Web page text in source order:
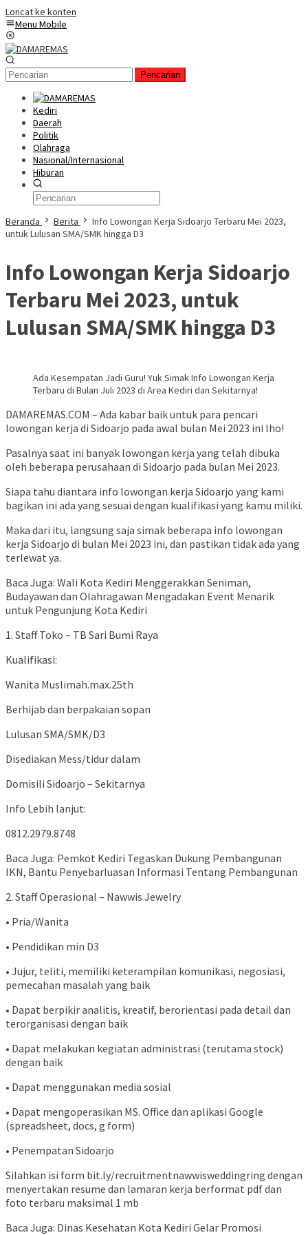
Loncat ke konten
Menu Mobile
Pencarian
Kediri
Daerah
Politik
Olahraga
Nasional/Internasional
Hiburan
Beranda Berita
Info Lowongan Kerja Sidoarjo Terbaru Mei 2023,
untuk Lulusan SMA/SMK hingga D3
Info Lowongan Kerja Sidoarjo
Terbaru Mei 2023, untuk
Lulusan SMA/SMK hingga D3
Ada Kesempatan Jadi Guru! Yuk Simak Info Lowongan Kerja
Terbaru di Bulan Juli 2023 di Area Kediri dan Sekitarnya!
DAMAREMAS.COM – Ada kabar baik untuk para pencari
lowongan kerja di Sidoarjo pada awal bulan Mei 2023 ini lho!
Pasalnya saat ini banyak lowongan kerja yang telah dibuka
oleh beberapa perusahaan di Sidoarjo pada bulan Mei 2023.
Siapa tahu diantara info lowongan kerja Sidoarjo yang kami
bagikan ini ada yang sesuai dengan kualifikasi yang kamu miliki.
Maka dari itu, langsung saja simak beberapa info lowongan
kerja Sidoarjo di bulan Mei 2023 ini, dan pastikan tidak ada yang
terlewat ya.
Baca Juga: Wali Kota Kediri Menggerakkan Seniman,
Budayawan dan Olahragawan Mengadakan Event Menarik
untuk Pengunjung Kota Kediri
1. Staff Toko – TB Sari Bumi Raya
Kualifikasi:
Wanita Muslimah.max.25th
Berhijab dan berpakaian sopan
Lulusan SMA/SMK/D3
Disediakan Mess/tidur dalam
Domisili Sidoarjo – Sekitarnya
Info Lebih lanjut:
0812.2979.8748
Baca Juga: Pemkot Kediri Tegaskan Dukung Pembangunan
IKN, Bantu Penyebarluasan Informasi Tentang Pembangunan
2. Staff Operasional – Nawwis Jewelry
• Pria/Wanita
• Pendidikan min D3
• Jujur, teliti, memiliki keterampilan komunikasi, negosiasi,
pemecahan masalah yang baik
• Dapat berpikir analitis, kreatif, berorientasi pada detail dan
terorganisasi dengan baik
• Dapat melakukan kegiatan administrasi (terutama stock)
dengan baik
• Dapat menggunakan media sosial
• Dapat mengoperasikan MS. Office dan aplikasi Google
(spreadsheet, docs, g form)
• Penempatan Sidoarjo
Silahkan isi form bit.ly/recruitmentnawwisweddingring dengan
menyertakan resume dan lamaran kerja berformat pdf dan
foto terbaru maksimal 1 mb
Baca Juga: Dinas Kesehatan Kota Kediri Gelar Promosi